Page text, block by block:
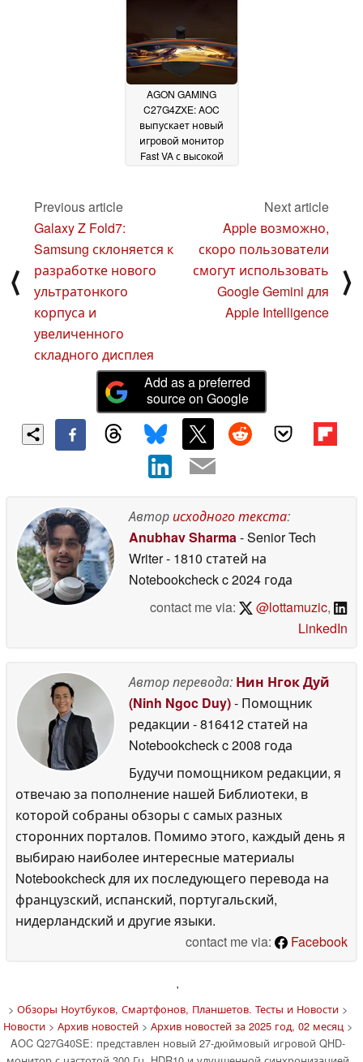
встроенными
динамиками и USB-
концентратором17
September 2024
AGON GAMING
C27G4ZXE: AOC
выпускает новый
игровой монитор
Fast VA с высокой
⟨
Previous article
Galaxy Z Fold7:
Samsung склоняется к
разработке нового
ультратонкого
корпуса и
увеличенного
складного дисплея
Next article
Apple возможно,
скоро пользователи
смогут использовать
Google Gemini для
Apple Intelligence
⟩
Add as a preferred
source on Google
Авторисходного текста:
Anubhav Sharma - Senior Tech
Writer- 1810 статей на
Notebookcheckc 2024 года
contact me via:
@lottamuzic,
LinkedIn
Автор перевода: Нин Нгок Дуй
(Ninh Ngoc Duy)- Помощник
редакции - 816412 статей на
Notebookcheckc 2008 года
Будучи помощником редакции, я
отвечаю за пополнение нашей Библиотеки, в
которой собраны обзоры с самых разных
сторонних порталов. Помимо этого, каждый день я
выбираю наиболее интересные материалы
Notebookcheck для их последующего перевода на
французский, испанский, португальский,
нидерландский и другие языки.
contact me via:
Facebook
'
> Обзоры Ноутбуков, Смартфонов, Планшетов. Тесты и Новости>
Новости> Архив новостей> Архив новостей за 2025 год, 02 месяц >
AOC Q27G40SE: представлен новый 27-дюймовый игровой QHD-